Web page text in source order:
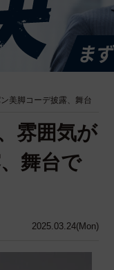
美脚コーデ披露、舞台
2025.03.24(Mon)
雰囲気が
舞台で